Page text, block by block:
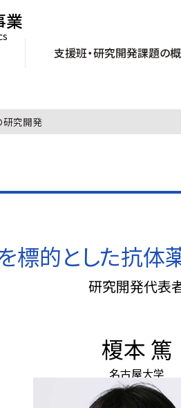
業
支援班・研究開発課題の
研究開発
標的とした抗体
研究開発代表
榎本 篤
名古屋大学